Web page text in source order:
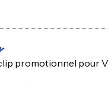
promotionnel pour